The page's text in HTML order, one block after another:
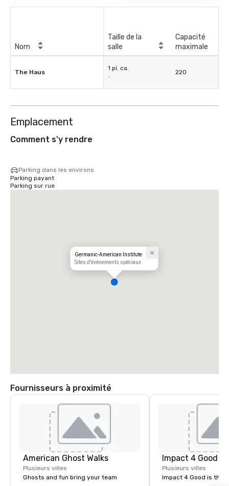
Nom
Taille de la
salle
Capacité
maximale
The Haus
1 pi. ca.
-
220
Emplacement
Comment s'y rendre
Parking dans les environs
Parking payant
Parking sur rue
Germanic-American Institute
Sites d'événements spéciaux
Fournisseurs à proximité
American Ghost Walks
Plusieurs villes
Ghosts and fun bring your team
Impact 4 Good
Plusieurs villes
Impact 4 Good is the